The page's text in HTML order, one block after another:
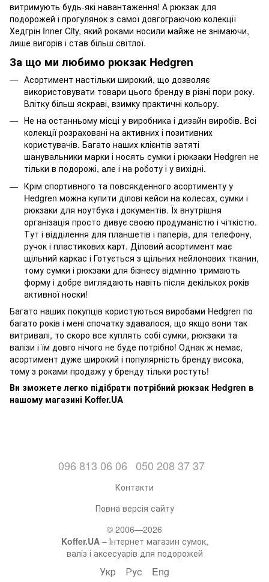
витримують будь-які навантаження! А рюкзак для
подорожей і прогулянок з самої довгограючою колекції
Хедгрін Inner City, який роками носили майже не знімаючи,
лише вигорів і став більш світлої.
За що ми любимо рюкзак Hedgren
Асортимент настільки широкий, що дозволяє
використовувати товари цього бренду в різні пори року.
Влітку більш яскраві, взимку практичні кольору.
Не на останньому місці у виробника і дизайн виробів. Всі
колекції розраховані на активних і позитивних
користувачів. Багато наших клієнтів затяті
шанувальники марки і носять сумки і рюкзаки Hedgren не
тільки в подорожі, але і на роботу і у вихідні.
Крім спортивного та повсякденного асортименту у
Hedgren можна купити ділові кейси на колесах, сумки і
рюкзаки для ноутбука і документів. Їх внутрішня
організація просто дивує своєю продуманістю і чіткістю.
Тут і відділення для планшетів і паперів, для телефону,
ручок і пластикових карт. Діловий асортимент має
щільний каркас і Готується з щільних нейлонових тканин,
тому сумки і рюкзаки для бізнесу відмінно тримають
форму і добре виглядають навіть після декількох років
активної носки!
Багато наших покупців користуються виробами Hedgren по
багато років і мені спочатку здавалося, що якщо вони так
витривалі, то скоро все куплять собі сумки, рюкзаки та
валізи і їм довго нічого не буде потрібно! Однак ж немає,
асортимент дуже широкий і популярність бренду висока,
тому з роками продажу у бренду тільки ростуть!
Ви зможете легко підібрати потрібний рюкзак Hedgren в
нашому магазині Koffer.UA
096 813 06 06 050 208 37 37
Контакти
Повна версія сайту
© 2006—2026
Koffer.UA– Інтернет магазин сумок,
валіз і аксесуарів для подорожей
Укр Рус Eng